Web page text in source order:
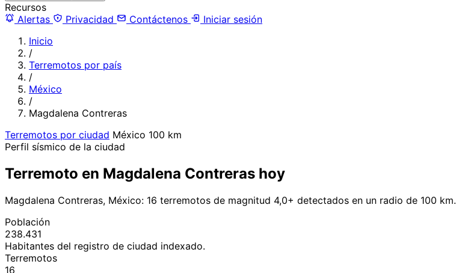
Recursos
Alertas
Privacidad Contáctenos
Iniciar sesión
Inicio
/
Terremotos por país
/
México
/
Magdalena Contreras
Terremotos por ciudad México 100 km
Perfil sísmico de la ciudad
Terremoto en Magdalena Contreras hoy
Magdalena Contreras, México: 16 terremotos de magnitud 4,0+ detectados en un radio de 100 km.
Población
238.431
Habitantes del registro de ciudad indexado.
Terremotos
16